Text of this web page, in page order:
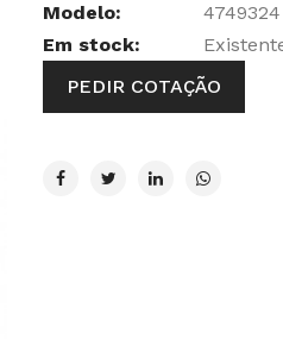
Modelo:
4749324
Em stock:
PEDIR COTAÇÃO